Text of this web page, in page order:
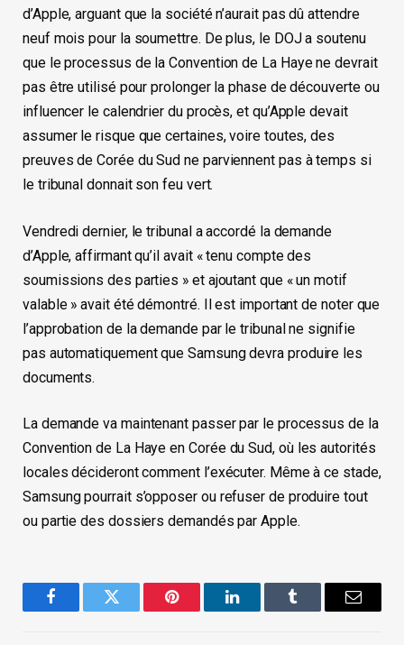
d’Apple, arguant que la société n’aurait pas dû attendre
neuf mois pour la soumettre. De plus, le DOJ a soutenu
que le processus de la Convention de La Haye ne devrait
pas être utilisé pour prolonger la phase de découverte ou
influencer le calendrier du procès, et qu’Apple devait
assumer le risque que certaines, voire toutes, des
preuves de Corée du Sud ne parviennent pas à temps si
le tribunal donnait son feu vert.
Vendredi dernier, le tribunal a accordé la demande
d’Apple, affirmant qu’il avait « tenu compte des
soumissions des parties » et ajoutant que « un motif
valable » avait été démontré. Il est important de noter que
l’approbation de la demande par le tribunal ne signifie
pas automatiquement que Samsung devra produire les
documents.
La demande va maintenant passer par le processus de la
Convention de La Haye en Corée du Sud, où les autorités
locales décideront comment l’exécuter. Même à ce stade,
Samsung pourrait s’opposer ou refuser de produire tout
ou partie des dossiers demandés par Apple.
FacebookTwitter Pinterest LinkedInTumblr Email